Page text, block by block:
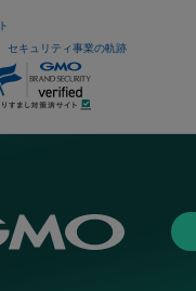
セキュリティ事業の軌跡